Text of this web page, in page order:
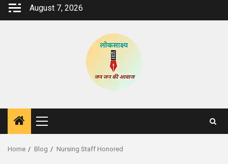
Skip
August 7, 2026
Primary
Menu
Home Blog Nursing Staff Honored